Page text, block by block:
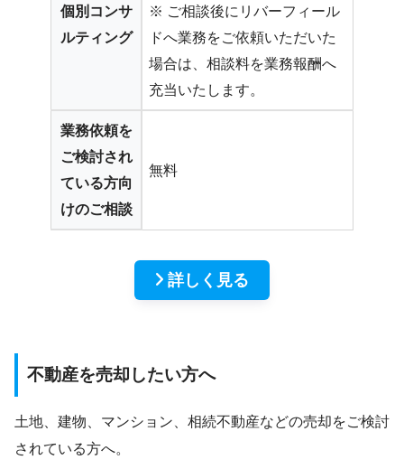
個別コンサ
ルティング
※ ご相談後にリバーフィール
ドへ業務をご依頼いただいた
場合は、相談料を業務報酬へ
充当いたします。
業務依頼を
ご検討され
ている方向
けのご相談
無料
詳しく見る
不動産を売却したい方へ
土地、建物、マンション、相続不動産などの売却をご検討
されている方へ。